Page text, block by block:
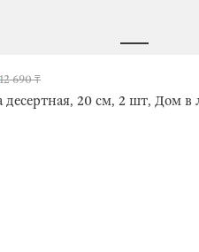
12 690 ₸
десертная, 20 см, 2 шт, Дом в